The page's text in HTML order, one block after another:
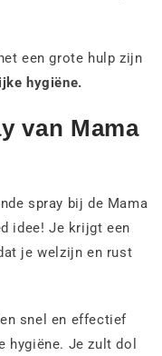
een grote hulp zijn
hygiëne.
van Mama
spray bij de Mama
idee! Je krijgt een
je welzijn en rust
snel en effectief
hygiëne. Je zult dol